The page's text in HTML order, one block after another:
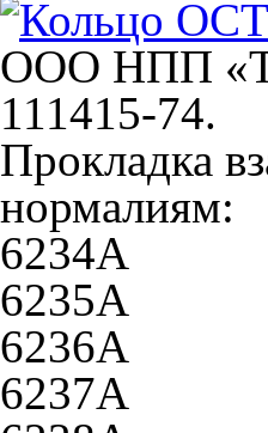
ООО НПП
111415-74.
Прокладка
нормалиям:
6234А
6235А
6236А
6237А